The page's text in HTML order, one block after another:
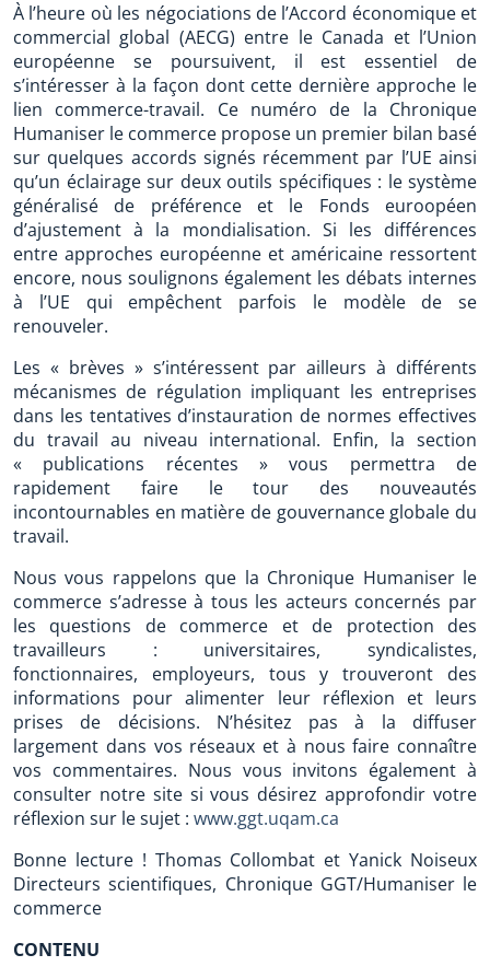
À l’heure où les négociations de l’Accord économique et
commercial global (AECG) entre le Canada et l’Union
européenne se poursuivent, il est essentiel de
s’intéresser à la façon dont cette dernière approche le
lien commerce-travail. Ce numéro de la Chronique
Humaniser le commerce propose un premier bilan basé
sur quelques accords signés récemment par l’UE ainsi
qu’un éclairage sur deux outils spécifiques : le système
généralisé de préférence et le Fonds euroopéen
d’ajustement à la mondialisation. Si les différences
entre approches européenne et américaine ressortent
encore, nous soulignons également les débats internes
à l’UE qui empêchent parfois le modèle de se
renouveler.
Les « brèves » s’intéressent par ailleurs à différents
mécanismes de régulation impliquant les entreprises
dans les tentatives d’instauration de normes effectives
du travail au niveau international. Enfin, la section
« publications récentes » vous permettra de
rapidement faire le tour des nouveautés
incontournables en matière de gouvernance globale du
travail.
Nous vous rappelons que la Chronique Humaniser le
commerce s’adresse à tous les acteurs concernés par
les questions de commerce et de protection des
travailleurs : universitaires, syndicalistes,
fonctionnaires, employeurs, tous y trouveront des
informations pour alimenter leur réflexion et leurs
prises de décisions. N’hésitez pas à la diffuser
largement dans vos réseaux et à nous faire connaître
vos commentaires. Nous vous invitons également à
consulter notre site si vous désirez approfondir votre
réflexion sur le sujet : www.ggt.uqam.ca
Bonne lecture ! Thomas Collombat et Yanick Noiseux
Directeurs scientifiques, Chronique GGT/Humaniser le
commerce
CONTENU